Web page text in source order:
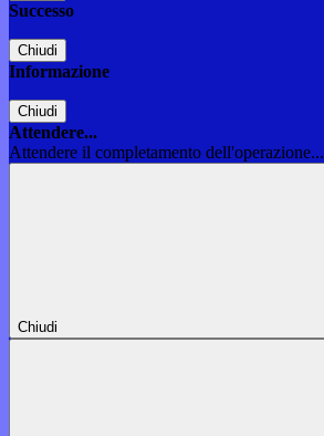
Successo
Chiudi
Informazione
Chiudi
Attendere...
Attendere il completamento dell'operazione...
Chiudi